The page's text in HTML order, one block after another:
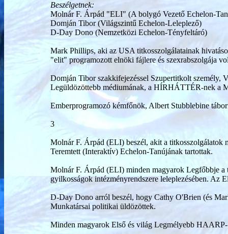
Beszélgetnek:
Molnár F. Árpád "ELI" (A bolygó Vezető Echelon-
Domján Tibor (Világszintű Echelon-Leleplező)
D-Day Dono (Nemzetközi Echelon-Tényfeltáró)
Mark Phillips, aki az USA titkosszolgálatainak
"elit" programozott elnöki fájlere és szexrabszolgája
Domján Tibor szakkifejezéssel Szupertitkolt személy,
Legüldözöttebb médiumának, a HÍRHÁTTÉR-nek a
Emberprogramozó kémfőnök, Albert Stubblebine
3
Molnár F. Árpád (ELI) beszél, akit a
Teremtett (Interaktív) Echelon-Tanújának tartottak.
Molnár F. Árpád (ELI) minden magyarok Legfőbbje a
gyilkosságok intézményrendszere leleplezésében. Az
D-Day Dono arról beszél, hogy Cathy O'Brien (és
Munkatársai politikai üldözöttek.
Minden magyarok Első és világ Legmélyebb